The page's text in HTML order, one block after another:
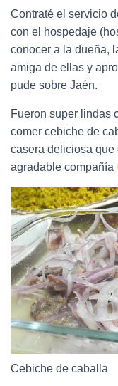
Contraté el servicio
con el hospedaje
conocer a la dueña,
amiga de ellas y
pude sobre Jaén.
Fueron super lindas
comer cebiche de
casera deliciosa que
agradable compañía
Cebiche de caballa